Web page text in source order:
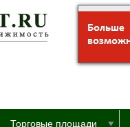
Торговые площади